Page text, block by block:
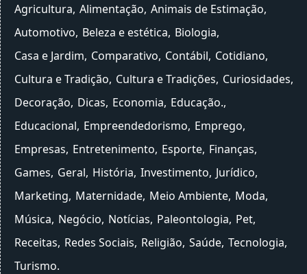
Agricultura Alimentação Animais de Estimação
Automotivo Beleza e estética Biologia
Casa e Jardim Comparativo Contábil Cotidiano
Cultura e Tradição Cultura e Tradições Curiosidades
Decoração Dicas Economia Educação.
Educacional Empreendedorismo Emprego
Empresas Entretenimento Esporte Finanças
Games Geral História Investimento Jurídico
Marketing Maternidade Meio Ambiente Moda
Música Negócio Notícias Paleontologia Pet
Receitas Redes Sociais Religião Saúde Tecnologia
Turismo